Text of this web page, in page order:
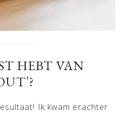
HEBT VAN
Ik kwam erachter